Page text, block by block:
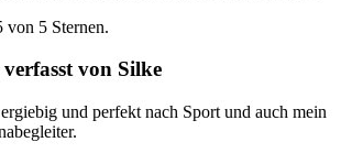
von 5 Sternen.
von Silke
und perfekt nach Sport und auch mein